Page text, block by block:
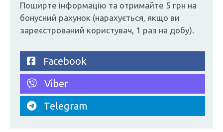
Поширте інформацію та отримайте 5 грн на
бонусний рахунок (нарахується, якщо ви
зареєстрований користувач, 1 раз на добу).
Facebook
Viber
Telegram